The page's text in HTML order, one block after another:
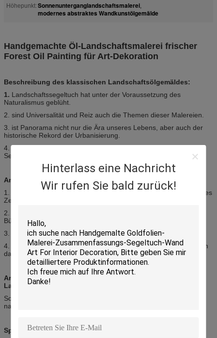
Hinterlass eine Nachricht
Wir rufen Sie bald zurück!
Höhepunkt: Sonnenunterganglandschaftsmalerei,
modernes abstraktes Wandkunstölgemälde
Handgemachte Öl-Landschaftsmalerei frischer
Forest Oil Painting für Art-Dekoration
Beschreibung des klassischen Landschaftsölgemäldes:
1. Landschaftssegeltuch hat unter der Voraussetzung des
Naturalismus geblüht.
2. sind Universalität und Reiz auch die Themen dieser Malereien.
3. ist Panorama nicht nur die Ära unseres Lebens, aber auch der
historische Rekord der Urbanisierung.
4. Die offensichtliche Schönheit der Landschaft macht es ein
Segeltuchthema logisch.
Anwendung des europäischen Landschaftsölgemäldes:
1. Diese Kunstwerke zeigen die Hauptphilosophie und die Art dieses
Zeitraums.
2. können Maler die Schönheit der Natur durch ihre
Bürstenanschläge wiederholen.
3. Die Stadtlandschaft ist kein neues Phänomen.
4. Die Römer benutzten diese Stadt parallel zu der Landschaft, um
das biblische Thema darzustellen
Arten des handgemachten klassischen
Landschaftsölgemäldes:
Solches Segeltuch kann Zusammenfassung, modern, Stillleben,
natürliche Kunst oder traditioneller Artikel sein.
Spitzen des klassische Landschaft gestalteten Ölgemäldes: